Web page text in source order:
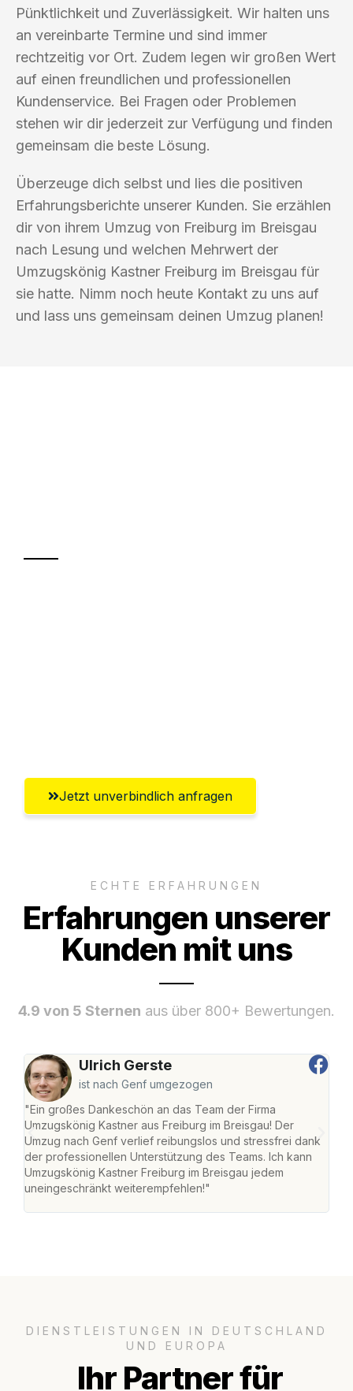
Pünktlichkeit und Zuverlässigkeit. Wir halten uns
an vereinbarte Termine und sind immer
rechtzeitig vor Ort. Zudem legen wir großen Wert
auf einen freundlichen und professionellen
Kundenservice. Bei Fragen oder Problemen
stehen wir dir jederzeit zur Verfügung und finden
gemeinsam die beste Lösung.
Überzeuge dich selbst und lies die positiven
Erfahrungsberichte unserer Kunden. Sie erzählen
dir von ihrem Umzug von Freiburg im Breisgau
nach Lesung und welchen Mehrwert der
Umzugskönig Kastner Freiburg im Breisgau für
sie hatte. Nimm noch heute Kontakt zu uns auf
und lass uns gemeinsam deinen Umzug planen!
Jetzt unverbindlich anfragen
ECHTE ERFAHRUNGEN
Erfahrungen unserer
Kunden mit uns
4.9 von 5 Sternen aus über 800+ Bewertungen.
Ulrich Gerste
ist nach Genf umgezogen
"Ein großes Dankeschön an das Team der Firma
Umzugskönig Kastner aus Freiburg im Breisgau! Der
Umzug nach Genf verlief reibungslos und stressfrei dank
der professionellen Unterstützung des Teams. Ich kann
Umzugskönig Kastner Freiburg im Breisgau jedem
uneingeschränkt weiterempfehlen!"
DIENSTLEISTUNGEN IN DEUTSCHLAND
UND EUROPA
Ihr Partner für